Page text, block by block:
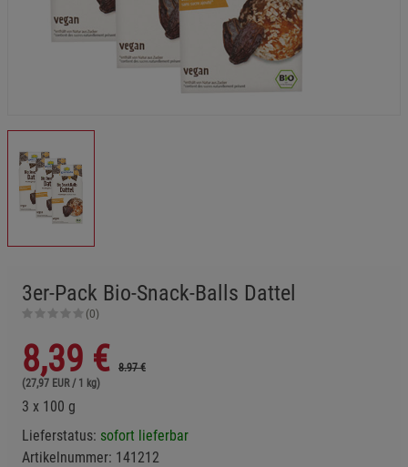
3er-Pack Bio-Snack-Balls Dattel
(0)
8,39 €
8.97 €
(27,97 EUR / 1 kg)
3 x 100 g
Lieferstatus: sofort lieferbar
Artikelnummer: 141212